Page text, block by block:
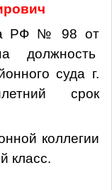
РФ № 98 от
должность
суда г.
срок
коллегии
класс.